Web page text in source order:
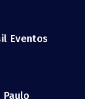
Eventos
Paulo